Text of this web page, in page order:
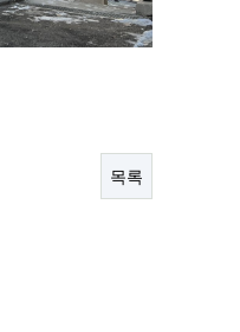
목록